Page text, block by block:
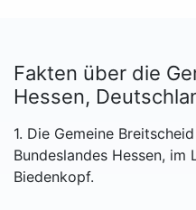
Fakten über die
Hessen,
1. Die Gemeine
Bundeslandes Hessen,
Biedenkopf.